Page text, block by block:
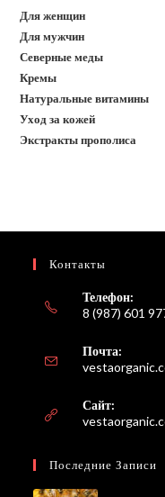
Для женщин
Для мужчин
Северные меды
Кремы
Натуральные витамины
Уход за кожей
Экстракты прополиса
Контакты
Телефон:
8 (987) 601
Почта:
Сайт:
Последние Записи